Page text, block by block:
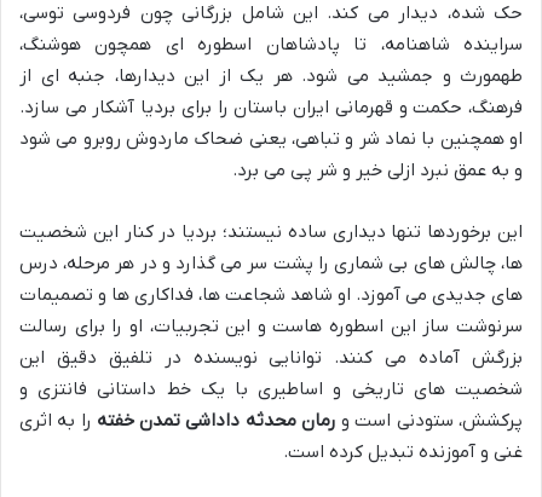
حک شده، دیدار می کند. این شامل بزرگانی چون فردوسی توسی،
سراینده شاهنامه، تا پادشاهان اسطوره ای همچون هوشنگ،
طهمورث و جمشید می شود. هر یک از این دیدارها، جنبه ای از
فرهنگ، حکمت و قهرمانی ایران باستان را برای بردیا آشکار می سازد.
او همچنین با نماد شر و تباهی، یعنی ضحاک ماردوش روبرو می شود
و به عمق نبرد ازلی خیر و شر پی می برد.
این برخوردها تنها دیداری ساده نیستند؛ بردیا در کنار این شخصیت
ها، چالش های بی شماری را پشت سر می گذارد و در هر مرحله، درس
های جدیدی می آموزد. او شاهد شجاعت ها، فداکاری ها و تصمیمات
سرنوشت ساز این اسطوره هاست و این تجربیات، او را برای رسالت
بزرگش آماده می کنند. توانایی نویسنده در تلفیق دقیق این
شخصیت های تاریخی و اساطیری با یک خط داستانی فانتزی و
پرکشش، ستودنی است و رمان محدثه داداشی تمدن خفته را به اثری
غنی و آموزنده تبدیل کرده است.